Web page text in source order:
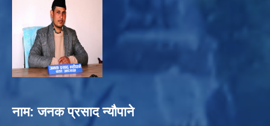
नाम: जनक प्रसाद न्यौपाने